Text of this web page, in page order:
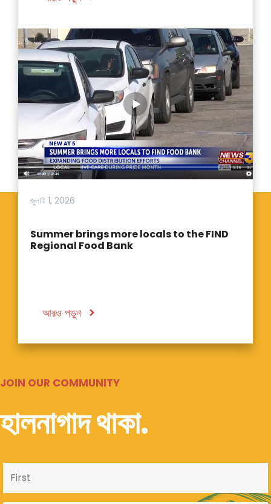
জুলাই 1, 2026
Summer brings more locals to the FIND
Regional Food Bank
আরও পড়ুন
JOIN OUR COMMUNITY
হালনাগাদ থাকা.